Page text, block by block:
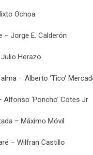
Ochoa
– Jorge E. Calderón
Herazo
– Alberto ‘Tico’
Alfonso ‘Poncho’ Cotes Jr
– Máximo Móvil
– Wilfran Castillo